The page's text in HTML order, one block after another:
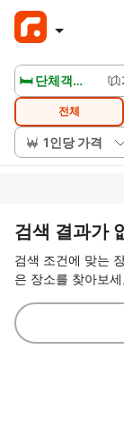
🛏️ 단체객실보기
전체
1인당 가격
검색 결과가
검색 조건에 맞는
은 장소를 찾아보